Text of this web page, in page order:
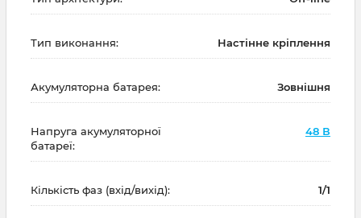
Тип виконання: Настінне кріплення
Акумуляторна батарея: Зовнішня
Напруга акумуляторної
батареї:
48 В
Кількість фаз (вхід/вихід): 1/1